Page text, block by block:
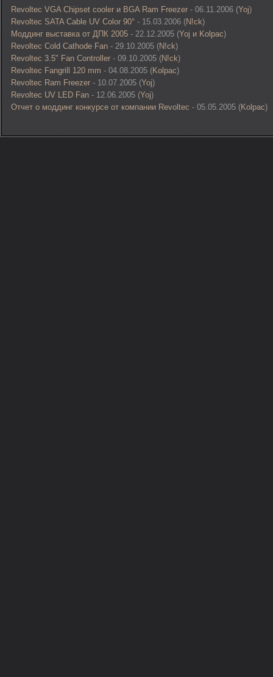
Revoltec VGA Chipset cooler и BGA Ram Freezer - 06.11.2006 (Yoj)
Revoltec SATA Cable UV Color 90° - 15.03.2006 (N!ck)
Моддинг выставка от ДПК 2005 - 22.12.2005 (Yoj и Kolpac)
Revoltec Cold Cathode Fan - 29.10.2005 (N!ck)
Revoltec 3.5" Fan Controller - 09.10.2005 (N!ck)
Revoltec Fangrill 120 mm - 04.08.2005 (Kolpac)
Revoltec Ram Freezer - 10.07.2005 (Yoj)
Revoltec UV LED Fan - 12.06.2005 (Yoj)
Отчет о моддинг конкурсе от компании Revoltec - 05.05.2005 (Kolpac)